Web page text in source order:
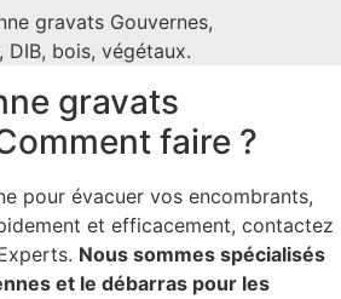
gravats Gouvernes,
bois, végétaux.
gravats
faire ?
pour évacuer vos encombrants,
et efficacement, contactez
Nous sommes spécialisés
et le débarras pour les